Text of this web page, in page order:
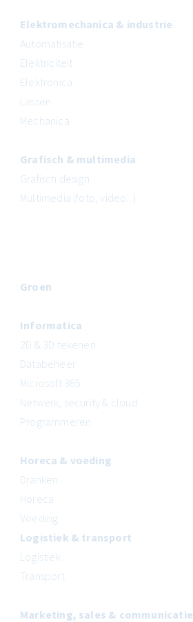
Elektromechanica & industrie
Automatisatie
Elektriciteit
Elektronica
Lassen
Mechanica
Grafisch & multimedia
Grafisch design
Multimedia (foto, video...)
Groen
Informatica
2D & 3D tekenen
Databeheer
Microsoft 365
Netwerk, security & cloud
Programmeren
Horeca & voeding
Dranken
Horeca
Voeding
Logistiek & transport
Logistiek
Transport
Marketing, sales & communicatie